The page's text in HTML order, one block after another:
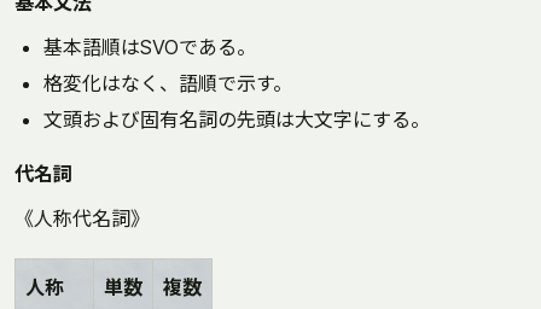
基本語順はSVOである。
格変化はなく、語順で示す。
文頭および固有名詞の先頭は大文字にする。
代名詞
《人称代名詞》
人称 単数 複数